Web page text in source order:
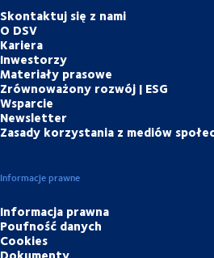
Skontaktuj się z nami
O DSV
Kariera
Inwestorzy
Materiały prasowe
Zrównoważony rozwój | ESG
Wsparcie
Newsletter
Zasady korzystania z mediów
Informacje prawne
Informacja prawna
Poufność danych
Cookies